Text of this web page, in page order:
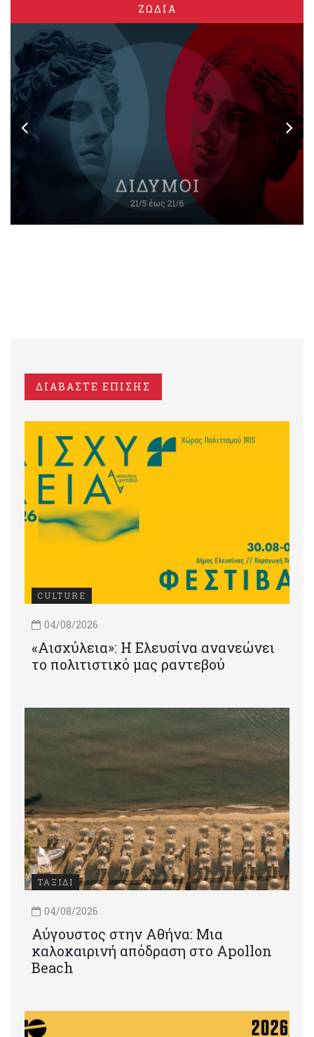
ΖΩΔΙΑ
ΔΙΑΒΑΣΤΕ ΕΠΙΣΗΣ
CULTURE
04/08/2026
«Αισχύλεια»: Η Ελευσίνα ανανεώνει
το πολιτιστικό μας ραντεβού
ΤΑΞΙΔΙ
04/08/2026
Αύγουστος στην Αθήνα: Μια
καλοκαιρινή απόδραση στο Apollon
Beach